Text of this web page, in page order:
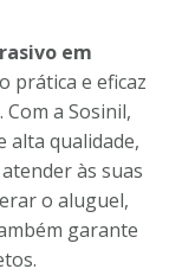
em
prática e eficaz
a Sosinil,
alta qualidade,
às suas
o aluguel,
garante